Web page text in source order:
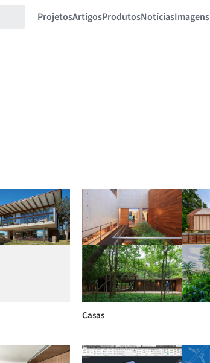
ProjetosArtigosProdutosNotíciasImagens
Casas